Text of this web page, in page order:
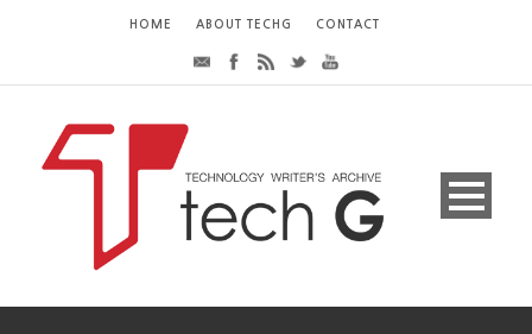
HOME ABOUT TECHG CONTACT